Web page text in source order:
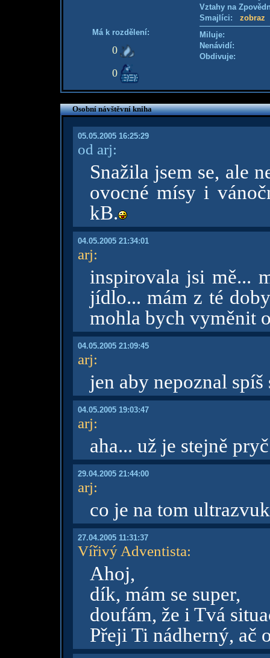
Má k rozdělení:
0
0
Vztahy na
Smajlíci: zobraz
Miluje:
Nenávidí:
Obdivuje:
Osobní návštěvní kniha
05.05.2005 16:25:29
od arj:
Snažila jsem se, ale
ovocné mísy i
kB.
04.05.2005 21:34:01
arj:
inspirovala jsi mě...
jídlo... mám z té
mohla bych vyměnit
04.05.2005 21:09:45
arj:
jen aby nepoznal spíš
04.05.2005 19:03:47
arj:
aha... už je stejně
29.04.2005 21:44:00
arj:
co je na tom
27.04.2005 11:31:37
Vířivý Adventista:
Ahoj,
dík, mám se super,
doufám, že i Tvá
Přeji Ti nádherný, ač